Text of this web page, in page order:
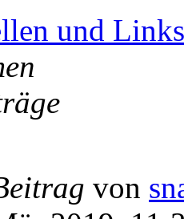
und Links
von